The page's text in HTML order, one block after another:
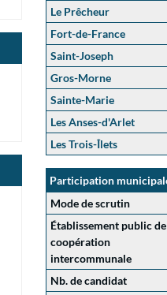
Le Prêcheur
Fort-de-France
Saint-Joseph
Gros-Morne
Sainte-Marie
Les Anses-d'Arlet
Les Trois-Îlets
Participation
Mode de scrutin
Établissement public de
coopération
intercommunale
Nb. de candidat